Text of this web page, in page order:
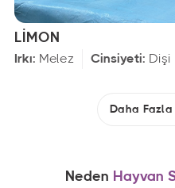
LİMON
Irkı: Melez Cinsiyeti: Dişi
Daha
Neden Hayvan